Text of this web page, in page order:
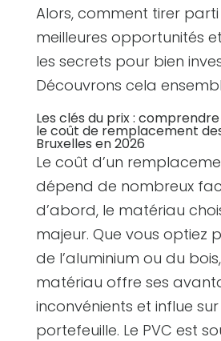
Alors, comment tirer
meilleures opportunités
les secrets pour bien
Découvrons cela
Les clés du prix :
le coût de remplacement
Bruxelles en 2026
Le coût d’un
dépend de nombreux
d’abord, le matériau
majeur. Que vous optiez
de l’aluminium ou du
matériau offre ses
inconvénients et influe
portefeuille. Le PVC est